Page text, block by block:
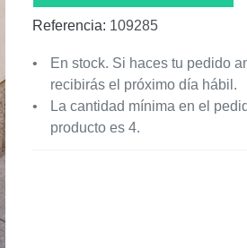
Referencia: 109285
En stock. Si haces tu pedido
recibirás el próximo día hábil.
La cantidad mínima en el
producto es 4.